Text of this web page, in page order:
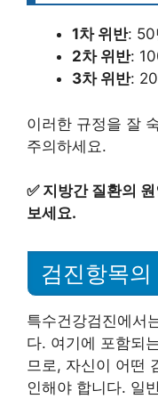
1차 위반: 50
2차 위반:
3차 위반:
이러한 규정을 잘
주의하세요.
✅ 지방간 질환의
보세요.
검진항목의
특수건강검진에서
다. 여기에 포함되
므로, 자신이 어떤
인해야 합니다. 일